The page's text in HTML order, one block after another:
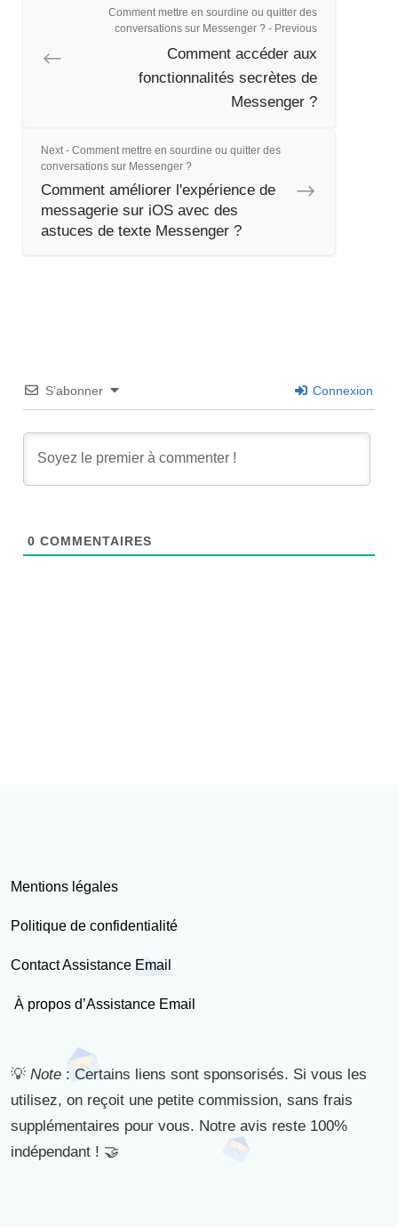
Comment mettre en sourdine ou quitter des
conversations sur Messenger ? - Previous
Comment accéder aux
fonctionnalités secrètes de
Messenger ?
Next - Comment mettre en sourdine ou quitter des
conversations sur Messenger ?
Comment améliorer l'expérience de
messagerie sur iOS avec des
astuces de texte Messenger ?
S’abonner Connexion
0 COMMENTAIRES
Mentions légales
Politique de confidentialité
Contact Assistance Email
À propos d’Assistance Email
💡 Note : Certains liens sont sponsorisés. Si vous les
utilisez, on reçoit une petite commission, sans frais
supplémentaires pour vous. Notre avis reste 100%
indépendant ! 🤝